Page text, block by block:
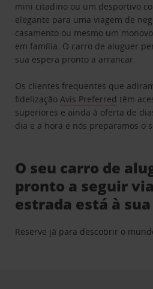
mini citadino ou um desportivo
elegante para uma viagem de
casamento ou mesmo um
em família. O carro de aluguer
sua espera pronto a arrancar.
Os clientes frequentes que
fidelizaçãoAvis Preferred têm
superiores e ainda à oferta de
dia e a hora e nós preparamos o
O seu carro de
pronto a seguir
estrada está à
Reserve já para descobrir o